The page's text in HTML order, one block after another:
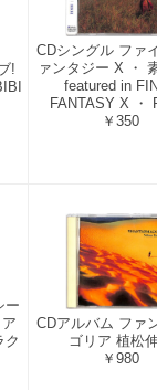
!
CDシングル ファ
ァンタジー X ・
featured in
FANTASY X ・
￥350
ー
ク
CDアルバム ファ
ゴリア 植松
￥980